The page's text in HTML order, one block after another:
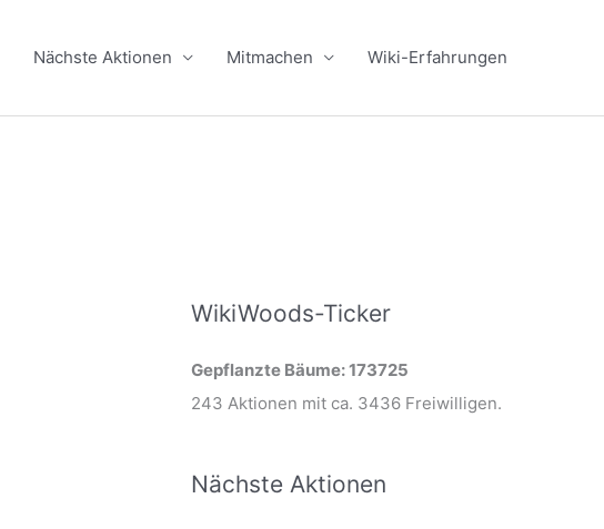
Nächste Aktionen Mitmachen Wiki-Erfahrungen
WikiWoods-Ticker
Gepflanzte Bäume: 173725
243 Aktionen mit ca. 3436 Freiwilligen.
Nächste Aktionen